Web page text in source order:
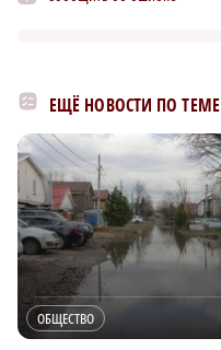
ЕЩЁ НОВОСТИ ПО ТЕМЕ
ОБЩЕСТВО